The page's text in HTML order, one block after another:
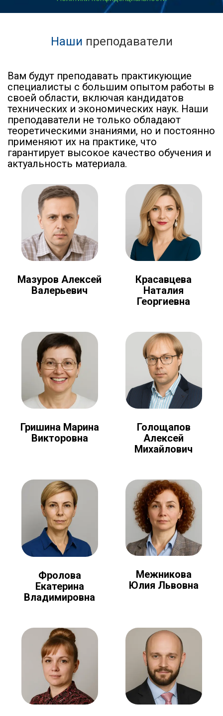
Наши преподаватели
Вам будут преподавать практикующие
специалисты с большим опытом работы в
своей области, включая кандидатов
технических и экономических наук. Наши
преподаватели не только обладают
теоретическими знаниями, но и постоянно
применяют их на практике, что
гарантирует высокое качество обучения и
актуальность материала.
Мазуров Алексей
Валерьевич
Красавцева
Наталия
Георгиевна
Гришина Марина
Викторовна
Голощапов
Алексей
Михайлович
Фролова
Екатерина
Владимировна
Межникова
Юлия Львовна